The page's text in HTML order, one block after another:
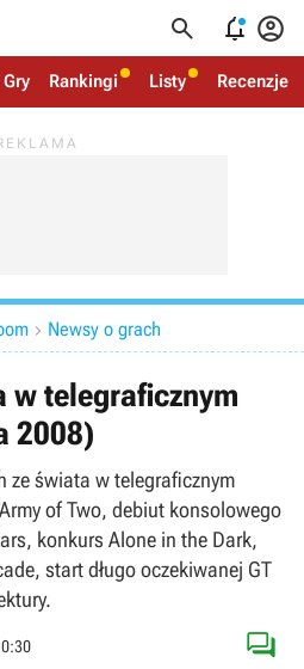
  
Gry Rankingi Listy Recenzje
 Newsy o grach
w telegraficznym
2008)
ze świata w telegraficznym
of Two, debiut konsolowego
konkurs Alone in the Dark,
start długo oczekiwanej GT
